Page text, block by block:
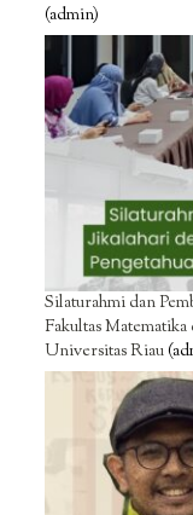
(admin)
Silaturahmi dan
Fakultas
Universitas Riau